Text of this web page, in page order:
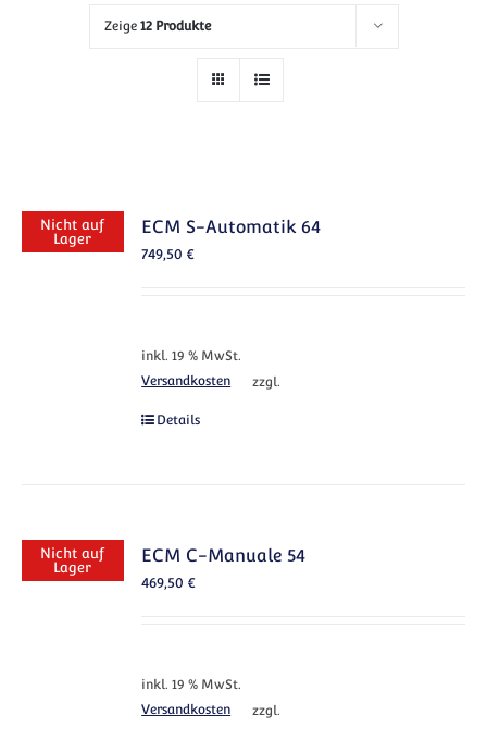
Zeige 12 Produkte
Nicht auf
Lager
ECM S-Automatik 64
749,50€
inkl. 19 % MwSt.
zzgl.
Versandkosten
Details
Nicht auf
Lager
ECM C-Manuale 54
469,50€
inkl. 19 % MwSt.
zzgl.
Versandkosten